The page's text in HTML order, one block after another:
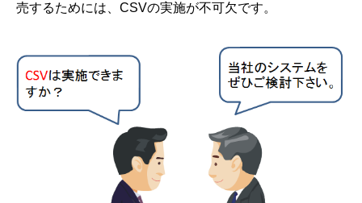
売するためには、CSVの実施が不可欠です。